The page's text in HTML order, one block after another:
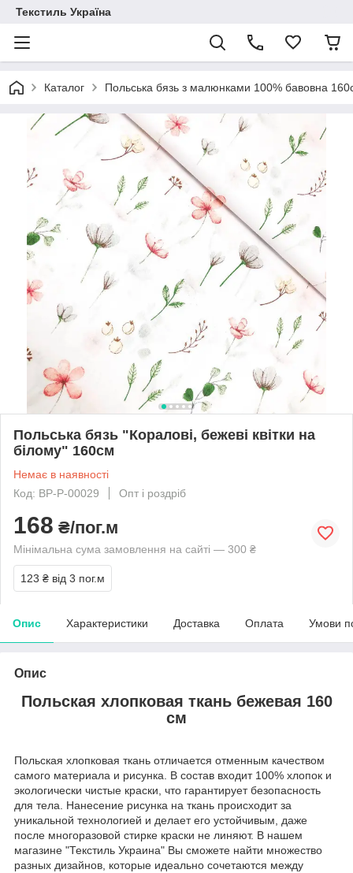
Текстиль Україна
Каталог Польська бязь з малюнками 100% бавовна
Польська бязь "Коралові, бежеві квітки на
білому" 160см
Немає в наявності
Код: BP-P-00029
Опт і роздріб
168 ₴/пог.м
Мінімальна сума замовлення на сайті — 300 ₴
123 ₴ від 3 пог.м
Опис Характеристики Доставка Оплата Умови
Опис
Польская хлопковая ткань бежевая 160
см
Польская хлопковая ткань отличается отменным качеством
самого материала и рисунка. В состав входит 100% хлопок и
экологически чистые краски, что гарантирует безопасность
для тела. Нанесение рисунка на ткань происходит за
уникальной технологией и делает его устойчивым, даже
после многоразовой стирке краски не линяют. В нашем
магазине "Текстиль Украина" Вы сможете найти множество
разных дизайнов, которые идеально сочетаются между